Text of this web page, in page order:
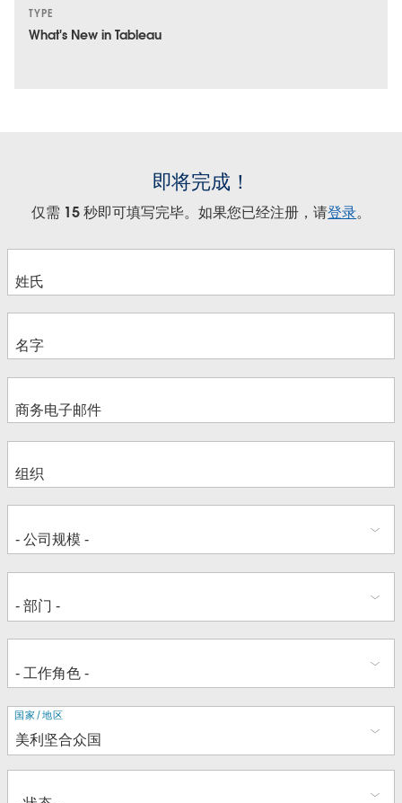
TYPE
What's New in Tableau
即将完成！
仅需 15 秒即可填写完毕。如果您已经注册，请登录。
地
址
国家/地区